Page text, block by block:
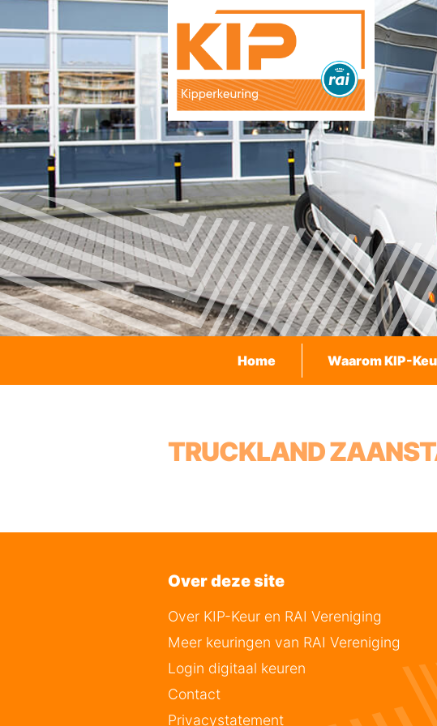
Home Waarom KIP-
TRUCKLAND
Over deze site
Over KIP-Keur en RAI Vereniging
Meer keuringen van RAI Vereniging
Login digitaal keuren
Contact
Privacystatement